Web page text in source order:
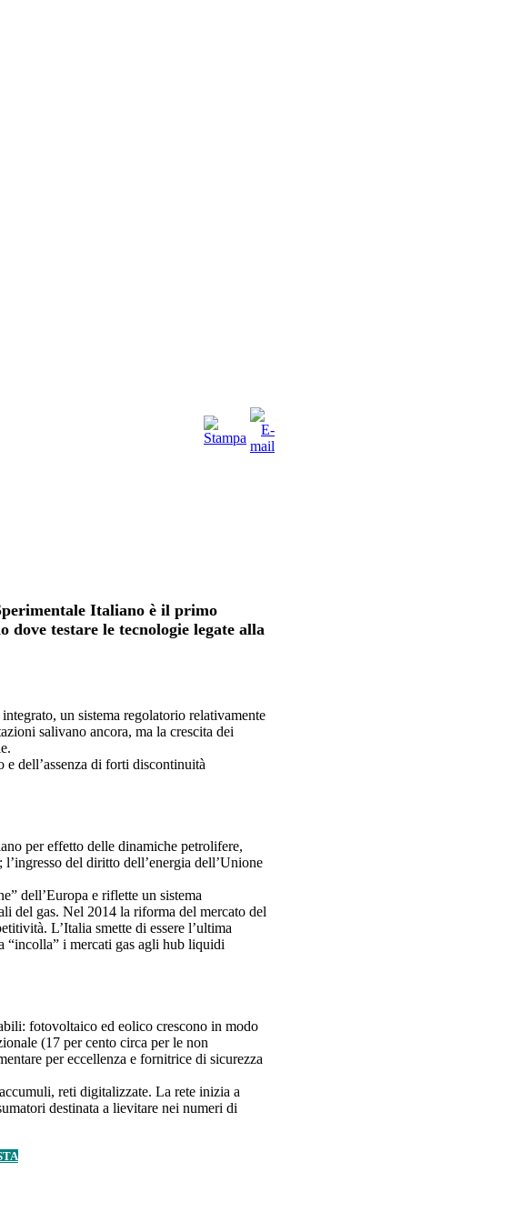
Italiano è il primo
dove testare le tecnologie legate alla
un sistema regolatorio relativamente
salivano ancora, ma la crescita dei
dell’assenza di forti discontinuità
per effetto delle dinamiche petrolifere,
del diritto dell’energia dell’Unione
dell’Europa e riflette un sistema
del gas. Nel 2014 la riforma del mercato del
L’Italia smette di essere l’ultima
“incolla” i mercati gas agli hub liquidi
fotovoltaico ed eolico crescono in modo
(17 per cento circa per le non
per eccellenza e fornitrice di sicurezza
reti digitalizzate. La rete inizia a
destinata a lievitare nei numeri di